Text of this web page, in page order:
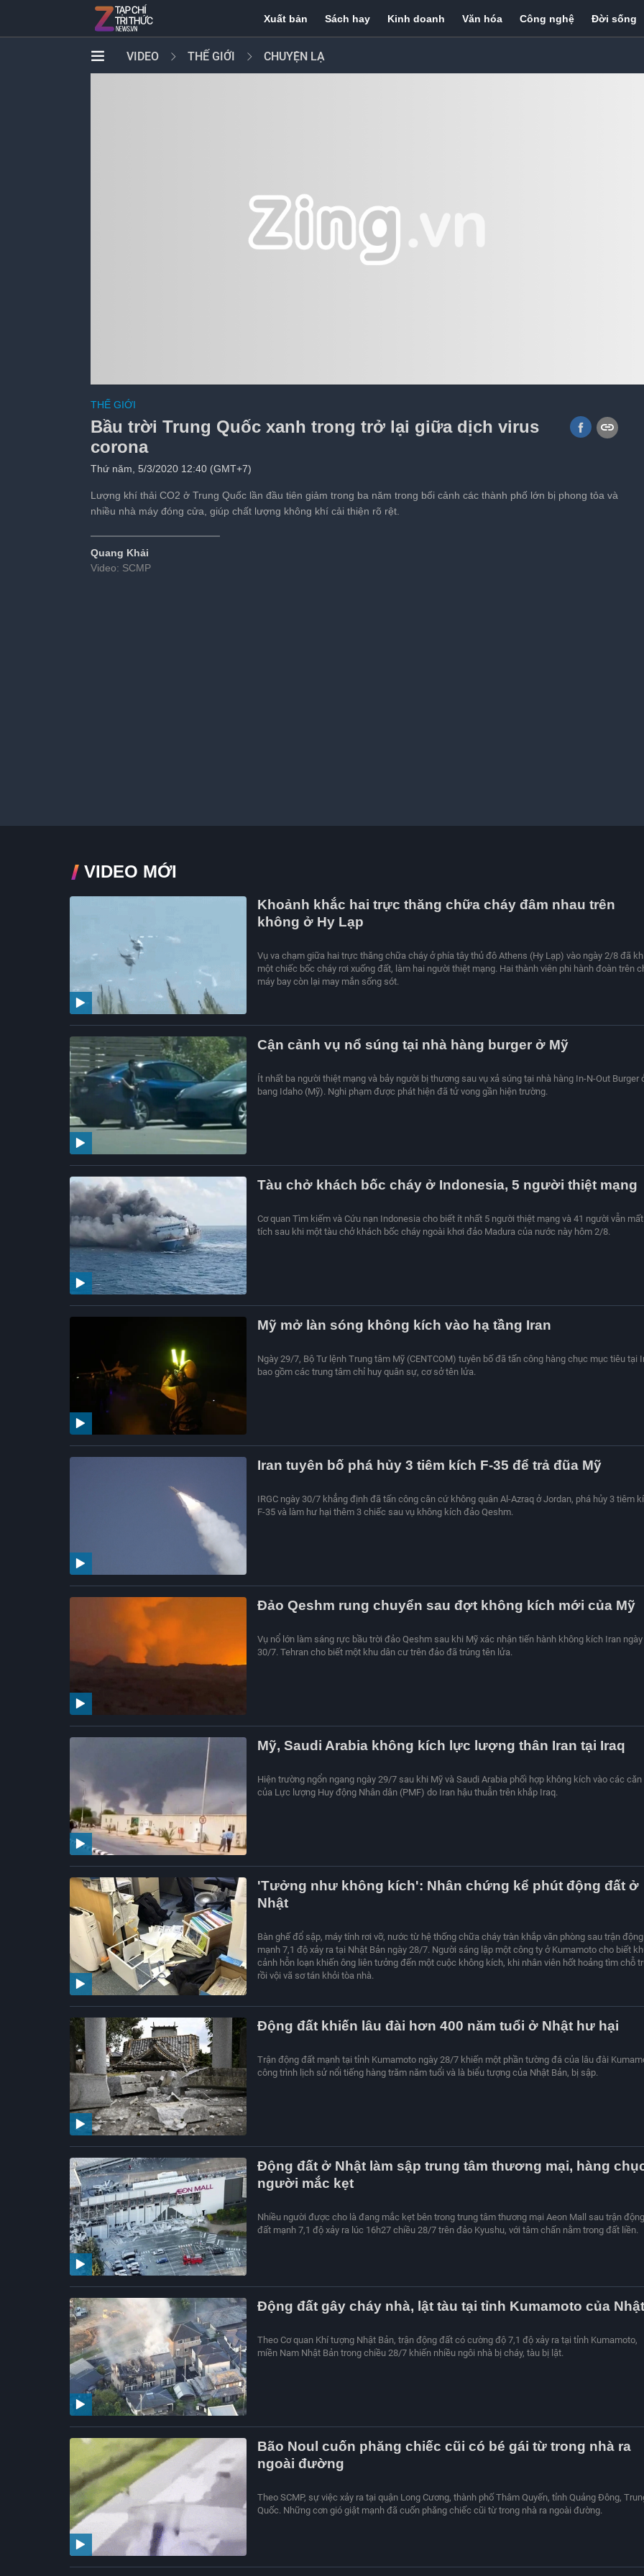
Xuất bản Sách hay Kinh doanh Văn hóa Công nghệ Đời sống
VIDEO THẾ GIỚI CHUYỆN LẠ
lại xuống biển
Tiếp theo sau:s
THẾ GIỚI
Bầu trời Trung Quốc xanh trong trở lại giữa dịch virus
corona
Thứ năm, 5/3/2020 12:40 (GMT+7)
Lượng khí thải CO2 ở Trung Quốc lần đầu tiên giảm trong ba năm trong bối cảnh các thành phố lớn bị phong tỏa và
nhiều nhà máy đóng cửa, giúp chất lượng không khí cải thiện rõ rệt.
Quang Khải
Video: SCMP
VIDEO MỚI
Khoảnh khắc hai trực thăng chữa cháy đâm nhau trên
không ở Hy Lạp
Vụ va chạm giữa hai trực thăng chữa cháy ở phía tây thủ đô Athens (Hy Lạp) vào ngày 2/8 đã
một chiếc bốc cháy rơi xuống đất, làm hai người thiệt mạng. Hai thành viên phi hành đoàn trên
máy bay còn lại may mắn sống sót.
Cận cảnh vụ nổ súng tại nhà hàng burger ở Mỹ
Ít nhất ba người thiệt mạng và bảy người bị thương sau vụ xả súng tại nhà hàng In-N-Out Burger
bang Idaho (Mỹ). Nghi phạm được phát hiện đã tử vong gần hiện trường.
Tàu chở khách bốc cháy ở Indonesia, 5 người thiệt mạng
Cơ quan Tìm kiếm và Cứu nạn Indonesia cho biết ít nhất 5 người thiệt mạng và 41 người vẫn mất
tích sau khi một tàu chở khách bốc cháy ngoài khơi đảo Madura của nước này hôm 2/8.
Mỹ mở làn sóng không kích vào hạ tầng Iran
Ngày 29/7, Bộ Tư lệnh Trung tâm Mỹ (CENTCOM) tuyên bố đã tấn công hàng chục mục tiêu tại
bao gồm các trung tâm chỉ huy quân sự, cơ sở tên lửa.
Iran tuyên bố phá hủy 3 tiêm kích F-35 để trả đũa Mỹ
IRGC ngày 30/7 khẳng định đã tấn công căn cứ không quân Al-Azraq ở Jordan, phá hủy 3 tiêm
F-35 và làm hư hại thêm 3 chiếc sau vụ không kích đảo Qeshm.
Đảo Qeshm rung chuyển sau đợt không kích mới của Mỹ
Vụ nổ lớn làm sáng rực bầu trời đảo Qeshm sau khi Mỹ xác nhận tiến hành không kích Iran ngày
30/7. Tehran cho biết một khu dân cư trên đảo đã trúng tên lửa.
Mỹ, Saudi Arabia không kích lực lượng thân Iran tại Iraq
Hiện trường ngổn ngang ngày 29/7 sau khi Mỹ và Saudi Arabia phối hợp không kích vào các
của Lực lượng Huy động Nhân dân (PMF) do Iran hậu thuẫn trên khắp Iraq.
'Tưởng như không kích': Nhân chứng kể phút động đất ở
Nhật
Bàn ghế đổ sập, máy tính rơi vỡ, nước từ hệ thống chữa cháy tràn khắp văn phòng sau trận
mạnh 7,1 độ xảy ra tại Nhật Bản ngày 28/7. Người sáng lập một công ty ở Kumamoto cho biết
cảnh hỗn loạn khiến ông liên tưởng đến một cuộc không kích, khi nhân viên hốt hoảng tìm chỗ
rồi vội vã sơ tán khỏi tòa nhà.
Động đất khiến lâu đài hơn 400 năm tuổi ở Nhật hư hại
Trận động đất mạnh tại tỉnh Kumamoto ngày 28/7 khiến một phần tường đá của lâu đài
công trình lịch sử nổi tiếng hàng trăm năm tuổi và là biểu tượng của Nhật Bản, bị sập.
Động đất ở Nhật làm sập trung tâm thương mại, hàng
người mắc kẹt
Nhiều người được cho là đang mắc kẹt bên trong trung tâm thương mại Aeon Mall sau trận động
đất mạnh 7,1 độ xảy ra lúc 16h27 chiều 28/7 trên đảo Kyushu, với tâm chấn nằm trong đất liền.
Động đất gây cháy nhà, lật tàu tại tỉnh Kumamoto của Nhật
Theo Cơ quan Khí tượng Nhật Bản, trận động đất có cường độ 7,1 độ xảy ra tại tỉnh Kumamoto,
miền Nam Nhật Bản trong chiều 28/7 khiến nhiều ngôi nhà bị cháy, tàu bị lật.
Bão Noul cuốn phăng chiếc cũi có bé gái từ trong nhà ra
ngoài đường
Theo SCMP, sự việc xảy ra tại quận Long Cương, thành phố Thâm Quyến, tỉnh Quảng Đông,
Quốc. Những cơn gió giật mạnh đã cuốn phăng chiếc cũi từ trong nhà ra ngoài đường.